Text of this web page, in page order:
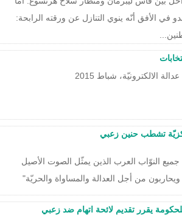
في الأفق أنّه ينوي التنازل عن ورقته الرابحة:
الالكترونيّة، شباط 2015
تشطب حنين زعبي
جميع النوّاب العرب الذين يمثّل الصوت الأصيل
من أجل العدالة والمساواة والحريّة"
يقرر تقديم لائحة اتهام ضد زعبي